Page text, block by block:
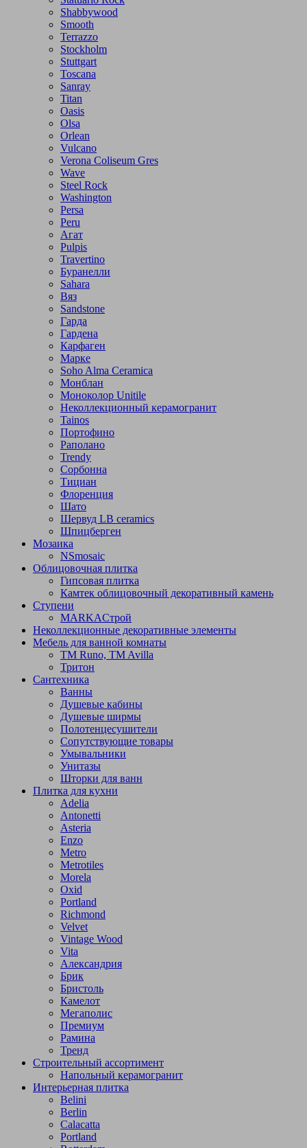
Shabbywood
Smooth
Terrazzo
Stockholm
Stuttgart
Toscana
Sanray
Titan
Oasis
Olsa
Orlean
Vulcano
Verona Coliseum Gres
Wave
Steel Rock
Washington
Persa
Peru
Агат
Pulpis
Travertino
Буранелли
Sahara
Вяз
Sandstone
Гарда
Гардена
Карфаген
Марке
Soho Alma Ceramica
Монблан
Моноколор Unitile
Неколлекционный керамогранит
Tainos
Портофино
Раполано
Trendy
Сорбонна
Тициан
Флоренция
Шато
Шервуд LB ceramics
Шпицберген
Мозаика
NSmosaic
Облицовочная плитка
Гипсовая плитка
Камтек облицовочный декоративный камень
Ступени
МARKAСтрой
Неколлекционные декоративные элементы
Мебель для ванной комнаты
TM Runo, TM Avilla
Тритон
Сантехника
Ванны
Душевые кабины
Душевые ширмы
Полотенцесушители
Сопутствующие товары
Умывальники
Унитазы
Шторки для ванн
Плитка для кухни
Adelia
Antonetti
Asteria
Enzo
Metro
Metrotiles
Morela
Oxid
Portland
Richmond
Velvet
Vintage Wood
Vita
Александрия
Брик
Бристоль
Камелот
Мегаполис
Премиум
Рамина
Тренд
Строительный ассортимент
Напольный керамогранит
Интерьерная плитка
Belini
Berlin
Calacatta
Portland